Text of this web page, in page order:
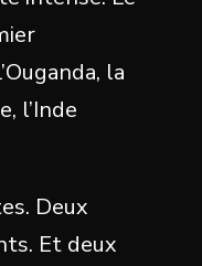
la
l’Inde
Deux
Et deux